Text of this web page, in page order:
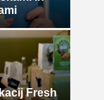
Fresh